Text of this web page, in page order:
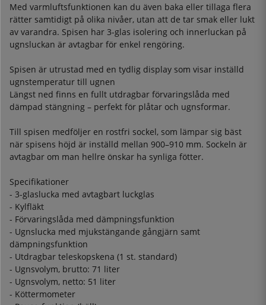
Med varmluftsfunktionen kan du även baka eller tillaga flera
rätter samtidigt på olika nivåer, utan att de tar smak eller lukt
av varandra. Spisen har 3-glas isolering och innerluckan på
ugnsluckan är avtagbar för enkel rengöring.
Spisen är utrustad med en tydlig display som visar inställd
ugnstemperatur till ugnen
Längst ned finns en fullt utdragbar förvaringslåda med
dämpad stängning – perfekt för plåtar och ugnsformar.
Till spisen medföljer en rostfri sockel, som lämpar sig bäst
när spisens höjd är inställd mellan 900–910 mm. Sockeln är
avtagbar om man hellre önskar ha synliga fötter.
Specifikationer
- 3-glaslucka med avtagbart luckglas
- Kylfläkt
- Förvaringslåda med dämpningsfunktion
- Ugnslucka med mjukstängande gångjärn samt
dämpningsfunktion
- Utdragbar teleskopskena (1 st. standard)
- Ugnsvolym, brutto: 71 liter
- Ugnsvolym, netto: 51 liter
- Köttermometer